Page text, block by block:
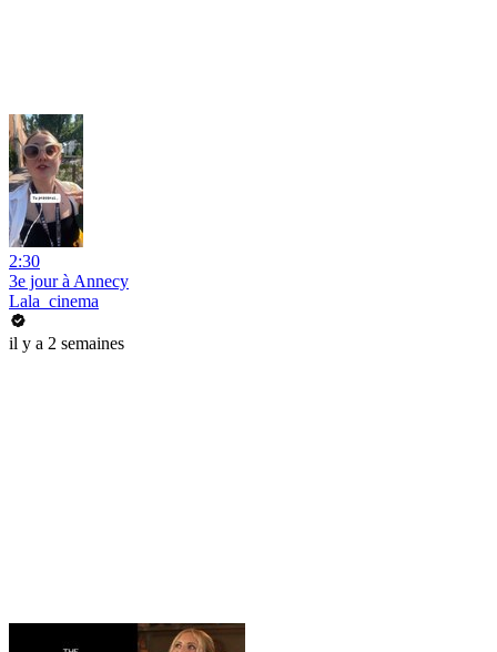
2:30
3e jour à Annecy
Lala_cinema
il y a 2 semaines